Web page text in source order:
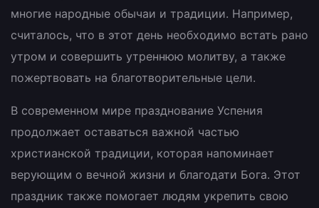
многие народные обычаи и традиции. Например,
считалось, что в этот день необходимо встать рано
утром и совершить утреннюю молитву, а также
пожертвовать на благотворительные цели.
В современном мире празднование Успения
продолжает оставаться важной частью
христианской традиции, которая напоминает
верующим о вечной жизни и благодати Бога. Этот
праздник также помогает людям укрепить свою